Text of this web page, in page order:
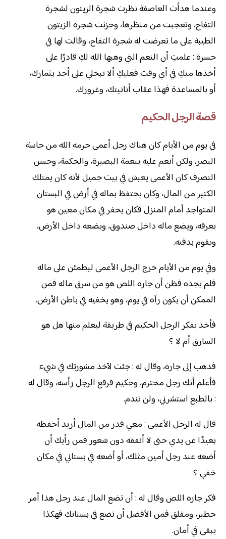
وعندما هدأت العاصفة نظرت شجرة الزيتون لشجرة
التفاح، وتعجبت من منظرها، وحزنت شجرة الزيتون
الطيبة على ما تعرضت له شجرة التفاح، وقالت لها في
حسرة : علمتِ أن النعم التي وهبها الله لكِ قادرًا على
أخذها منكِ في أي وقت فعليكِ ألا تبخلي على أحد بثمارك،
أو بالمساعدة فهذا عقاب أنانيتك، وغرورك.
قصة الرجل الحكيم
في يوم من الأيام كان هناك رجل أعمى حرمه الله من حاسة
البصر، ولكن أنعم عليه بنعمة البصيرة، والحكمة، وحسن
التصرف كان الأعمى يعيش في بيت جميل لأنه كان يمتلك
الكثير من المال، وكان يحتفظ بماله في أرض في البستان
المتواجد أمام المنزل فكان يحفر في مكان معين هو
يعرفه، ويضع ماله داخل صندوق، ويضعه داخل الأرض،
ويقوم بدفنه.
وفي يوم من الأيام خرج الرجل الأعمى ليطمئن على ماله
فلم يجده فظن أن جاره اللص هو من سرق ماله فمن
الممكن أن يكون رآه في يوم، وهو يخفيه في باطن الأرض.
فأخذ يفكر الرجل الحكيم في طريقة ليعلم منها هل هو
السارق أم لا ؟
فذهب إلى جاره، وقال له : جئت لآخذ مشورتك في شيء
فأعلم أنك رجل محترم، وحكيم فرفع الرجل رأسه، وقال له
: بالطبع استشرني، ولن تندم.
قال له الرجل الأعمى : معي قدر من المال أريد أحفظه
بعيدًا عن يدي حتى لا أنفقه دون شعور فمن رأيك أن
أضعه عند رجل أمين مثلك، أو أضعه في بستاني في مكان
خفي ؟
فكر جاره اللص وقال له : أن تضع المال عند رجل هذا أمر
خطير، ومقلق فمن الأفضل أن تضع في بستانك فهكذا
يبقى في أمان.